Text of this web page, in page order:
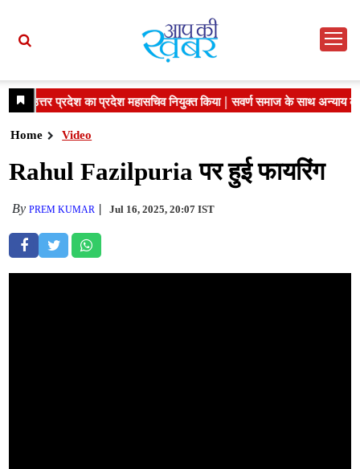
Home Video
Rahul Fazilpuria पर हुई फायरिंग
ByPREM KUMAR Jul 16, 2025, 20:07 IST